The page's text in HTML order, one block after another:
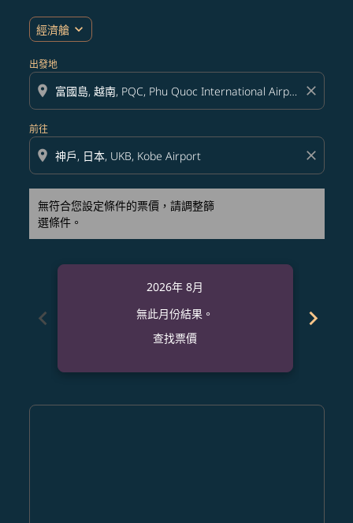
經濟艙 expand_more
出發地
location_on close
前往
location_on close
無符合您設定條件的票價，請調整篩
選條件。
chevron_left
2026年 8月
無此月份結果。
查找票價
chevron_right